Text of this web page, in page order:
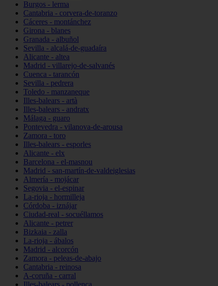
Burgos - lerma
Cantabria - corvera-de-toranzo
Cáceres - montánchez
Girona - blanes
Granada - albuñol
Sevilla - alcalá-de-guadaíra
Alicante - altea
Madrid - villarejo-de-salvanés
Cuenca - tarancón
Sevilla - pedrera
Toledo - manzaneque
Illes-balears - artà
Illes-balears - andratx
Málaga - guaro
Pontevedra - vilanova-de-arousa
Zamora - toro
Illes-balears - esporles
Alicante - elx
Barcelona - el-masnou
Madrid - san-martín-de-valdeiglesias
Almería - mojácar
Segovia - el-espinar
La-rioja - hormilleja
Córdoba - iznájar
Ciudad-real - socuéllamos
Alicante - petrer
Bizkaia - zalla
La-rioja - ábalos
Madrid - alcorcón
Zamora - peleas-de-abajo
Cantabria - reinosa
A-coruña - carral
Illes-balears - pollença